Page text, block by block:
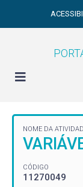
NOME DA
CÓDIGO
11270049